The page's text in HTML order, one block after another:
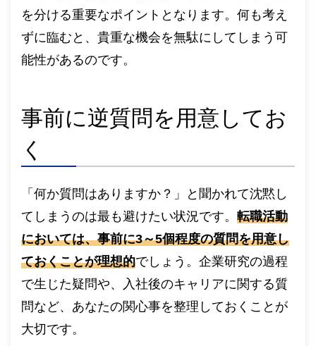
を分ける重要なポイントとなります。何も考え
ずに臨むと、貴重な機会を無駄にしてしまう可
能性があるのです。
事前に逆質問を用意してお
く
「何か質問はありますか？」と聞かれて沈黙し
てしまうのは最も避けたい状況です。 転職活動
においては、事前に3～5個程度の質問を用意し
ておくことが理想的でしょう。企業研究の過程
で生じた疑問や、入社後のキャリアに関する質
問など、あなたの関心事を整理しておくことが
大切です。